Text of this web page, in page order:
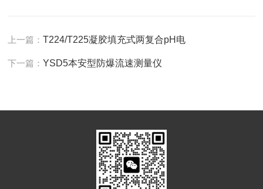
上一篇：T224/T225凝胶填充式两复合pH电
下一篇：YSD5本安型防爆流速测量仪